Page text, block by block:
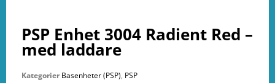
PSP Enhet 3004 Radient Red –
med laddare
Kategorier Basenheter (PSP), PSP